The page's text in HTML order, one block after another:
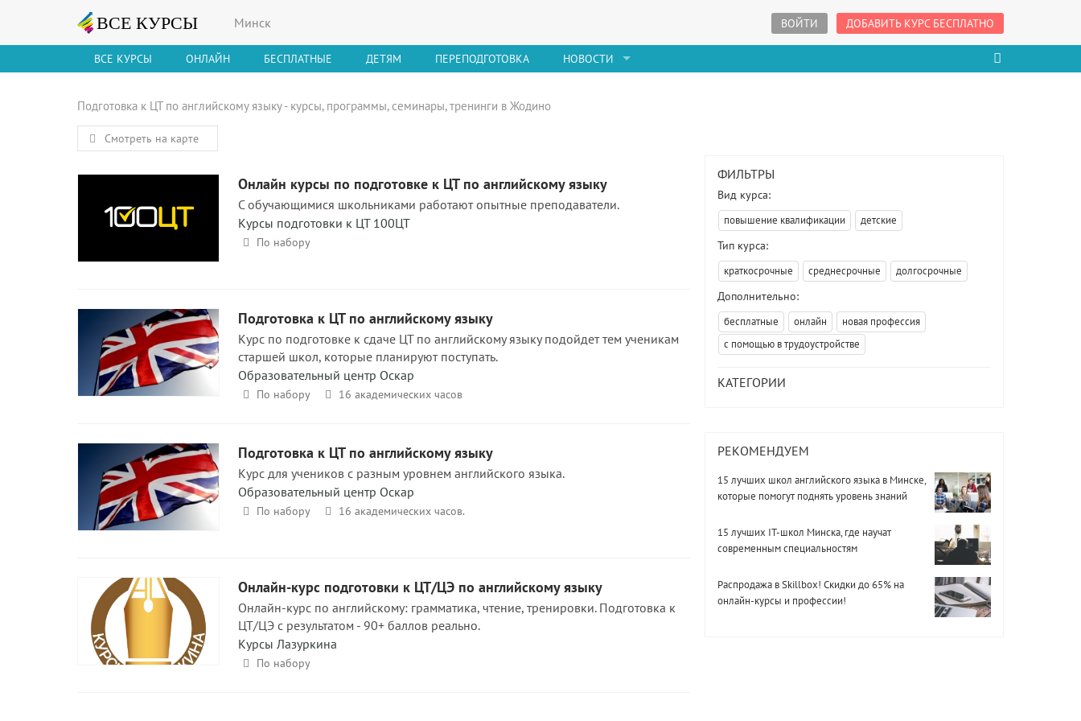
Минск ВОЙТИ ДОБАВИТЬ КУРС БЕСПЛАТНО
ВСЕ КУРСЫ ОНЛАЙН БЕСПЛАТНЫЕ ДЕТЯМ ПЕРЕПОДГОТОВКА НОВОСТИ
Подготовка к ЦТ по английскому языку - курсы, программы, семинары, тренинги в Жодино
Смотреть на карте
Онлайн курсы по подготовке к ЦТ по английскому языку
С обучающимися школьниками работают опытные преподаватели.
Курсы подготовки к ЦТ 100ЦТ
По набору
Подготовка к ЦТ по английскому языку
Курс по подготовке к сдаче ЦТ по английскому языку подойдет тем ученикам
старшей школ, которые планируют поступать.
Образовательный центр Оскар
По набору 16 академических часов
Подготовка к ЦТ по английскому языку
Курс для учеников с разным уровнем английского языка.
Образовательный центр Оскар
По набору 16 академических часов.
Онлайн-курс подготовки к ЦТ/ЦЭ по английскому языку
Онлайн-курс по английскому: грамматика, чтение, тренировки. Подготовка к
ЦТ/ЦЭ с результатом - 90+ баллов реально.
Курсы Лазуркина
По набору
ФИЛЬТРЫ
Вид курса:
повышение квалификации детские
Тип курса:
краткосрочные среднесрочные долгосрочные
Дополнительно:
бесплатные онлайн
новая профессия
с помощью в трудоустройстве
КАТЕГОРИИ
РЕКОМЕНДУЕМ
15 лучших школ английского языка в Минске,
которые помогут поднять уровень знаний
15 лучших IT-школ Минска, где научат
современным специальностям
Распродажа в Skillbox! Скидки до 65% на
онлайн-курсы и профессии!